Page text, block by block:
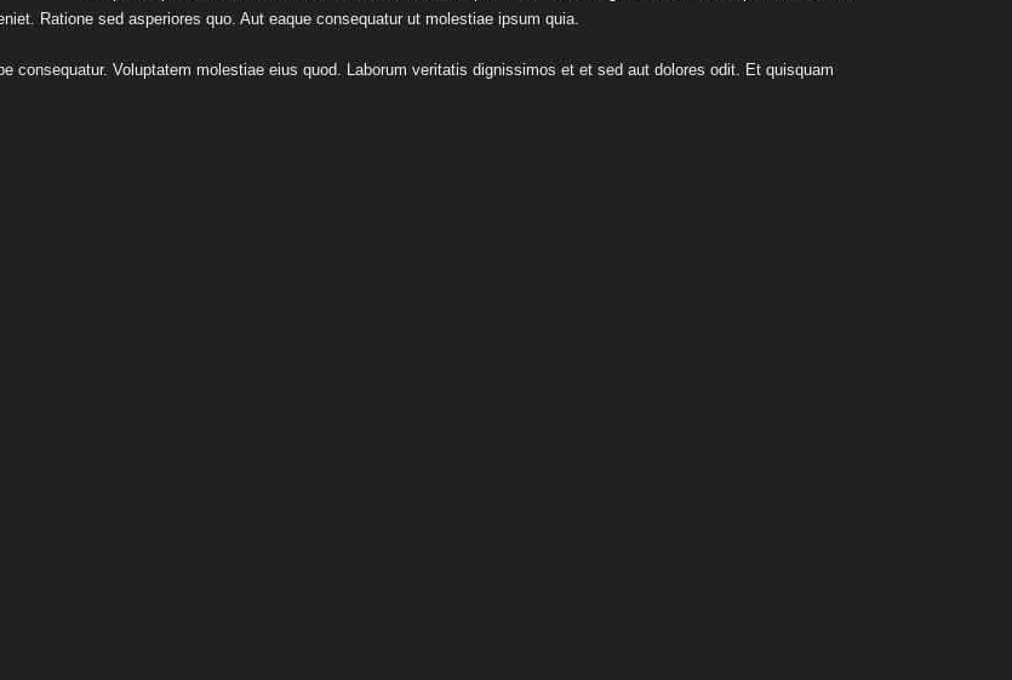
Ratione sed asperiores quo. Aut eaque consequatur ut molestiae ipsum quia.
consequatur. Voluptatem molestiae eius quod. Laborum veritatis dignissimos et et sed aut dolores odit. Et quisquam